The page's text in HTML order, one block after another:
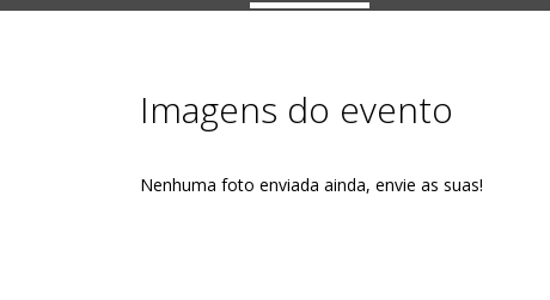
Imagens do evento
Nenhuma foto enviada ainda, envie as suas!